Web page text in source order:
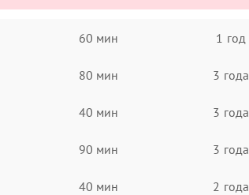
60 мин 1 год
80 мин 3 года
40 мин 3 года
90 мин 3 года
40 мин 2 года